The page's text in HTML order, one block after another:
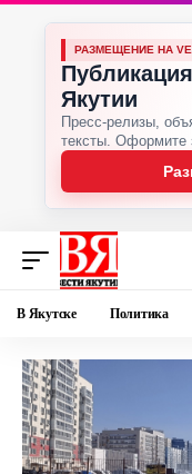
РАЗМЕЩЕНИЕ НА
Якутии
Пресс-релизы,
тексты. Оформите
В Якутске Политика